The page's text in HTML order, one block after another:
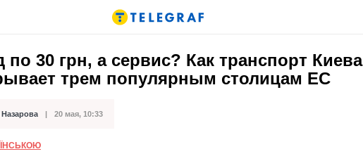
по 30 грн, а сервис? Как транспорт Киева
трем популярным столицам ЕС
20 мая, 10:33